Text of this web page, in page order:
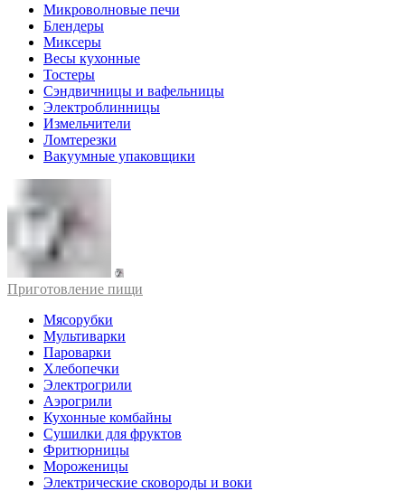
Микроволновые печи
Блендеры
Миксеры
Весы кухонные
Тостеры
Сэндвичницы и вафельницы
Электроблинницы
Измельчители
Ломтерезки
Вакуумные упаковщики
Приготовление пищи
Мясорубки
Мультиварки
Пароварки
Хлебопечки
Электрогрили
Аэрогрили
Кухонные комбайны
Сушилки для фруктов
Фритюрницы
Мороженицы
Электрические сковороды и воки